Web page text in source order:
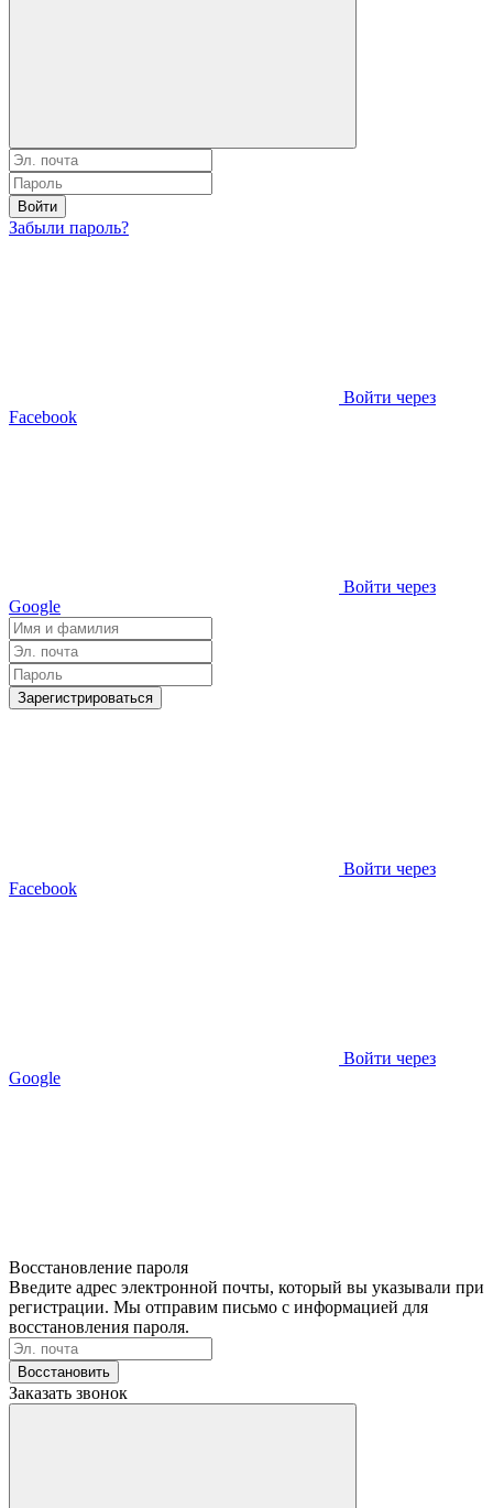
Войти
Забыли пароль?
Войти через
Facebook
Войти через
Google
Зарегистрироваться
Войти через
Facebook
Войти через
Google
Восстановление пароля
Введите адрес электронной почты, который вы указывали при
регистрации. Мы отправим письмо с информацией для
восстановления пароля.
Восстановить
Заказать звонок